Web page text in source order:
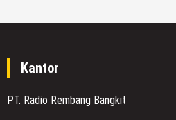
Kantor
PT. Radio Rembang Bangkit